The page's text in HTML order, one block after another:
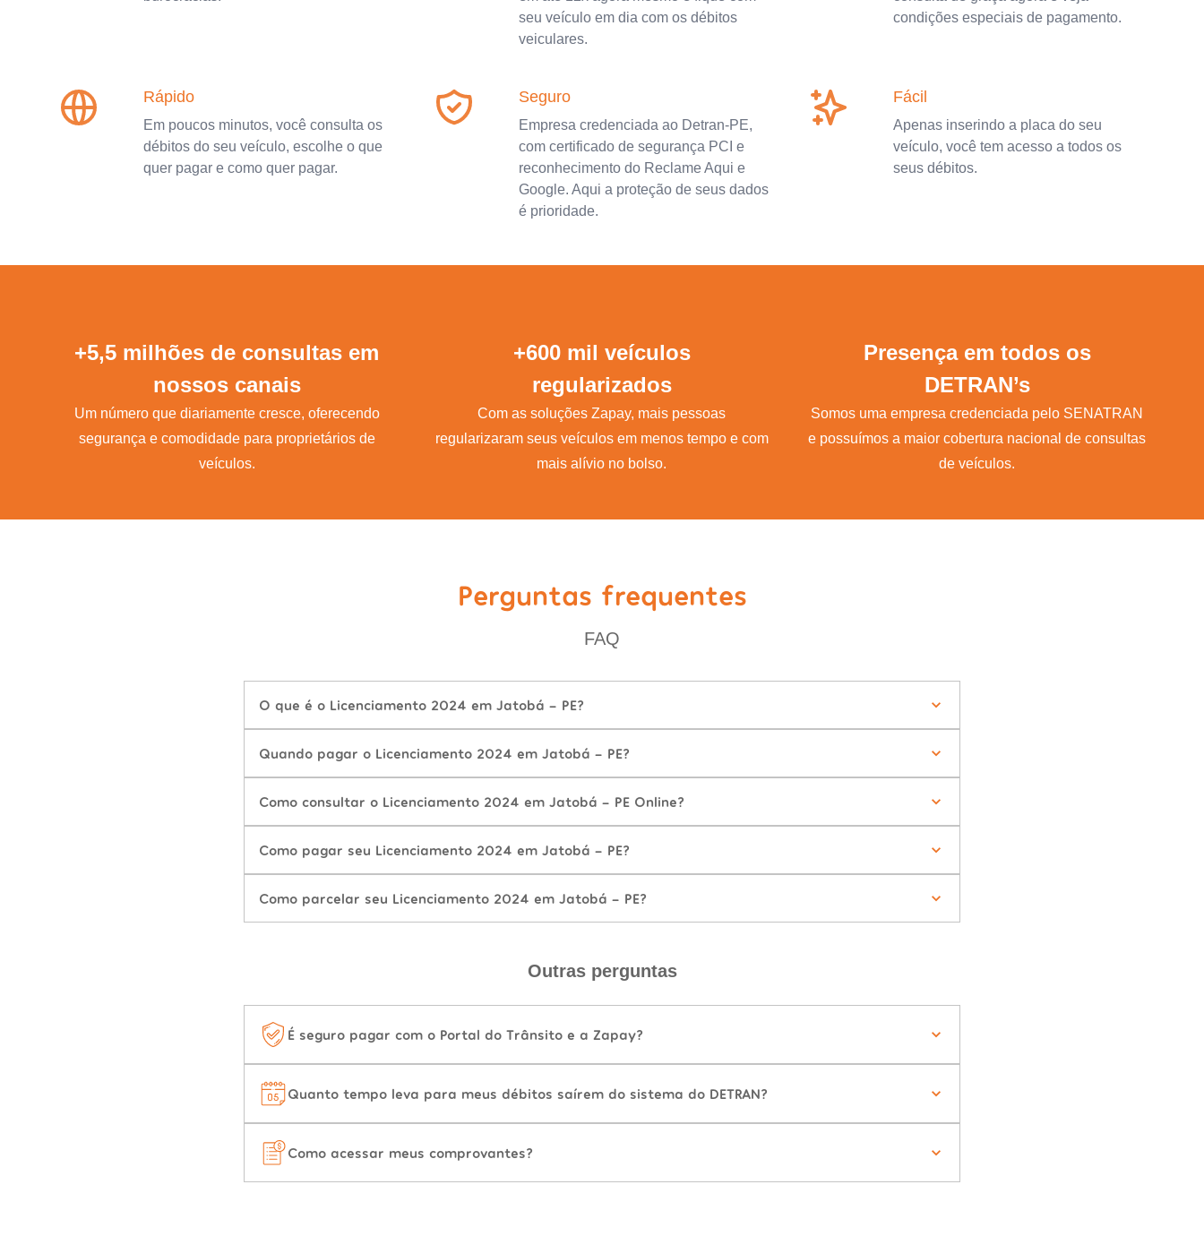
seu veículo em dia com os débitos
veiculares.
condições especiais de pagamento.
Rápido
Em poucos minutos, você consulta os
débitos do seu veículo, escolhe o que
quer pagar e como quer pagar.
Seguro
Empresa credenciada ao Detran-PE,
com certificado de segurança PCI e
reconhecimento do Reclame Aqui e
Google. Aqui a proteção de seus dados
é prioridade.
Fácil
Apenas inserindo a placa do seu
veículo, você tem acesso a todos os
seus débitos.
+5,5 milhões de consultas em
nossos canais
Um número que diariamente cresce, oferecendo
segurança e comodidade para proprietários de
veículos.
+600 mil veículos
regularizados
Com as soluções Zapay, mais pessoas
regularizaram seus veículos em menos tempo e com
mais alívio no bolso.
Presença em todos os
DETRAN’s
Somos uma empresa credenciada pelo SENATRAN
e possuímos a maior cobertura nacional de consultas
de veículos.
Perguntas frequentes
FAQ
O que é o Licenciamento 2024 em Jatobá - PE?
Quando pagar o Licenciamento 2024 em Jatobá - PE?
Como consultar o Licenciamento 2024 em Jatobá - PE Online?
Como pagar seu Licenciamento 2024 em Jatobá - PE?
Como parcelar seu Licenciamento 2024 em Jatobá - PE?
Outras perguntas
É seguro pagar com o Portal do Trânsito e a Zapay?
Quanto tempo leva para meus débitos saírem do sistema do DETRAN?
Como acessar meus comprovantes?